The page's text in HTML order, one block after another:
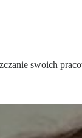
swoich